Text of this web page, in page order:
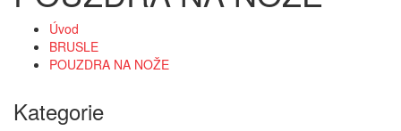
Úvod
BRUSLE
POUZDRA NA NOŽE
Kategorie